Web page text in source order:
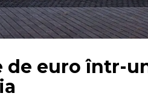
de euro într-